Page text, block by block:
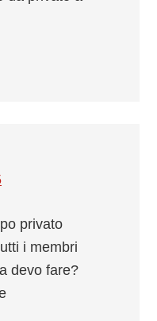
privato
i membri
devo fare?